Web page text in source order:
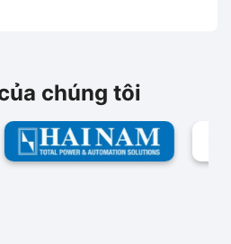
chúng tôi